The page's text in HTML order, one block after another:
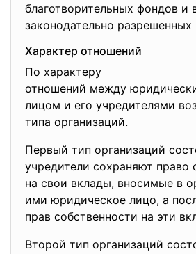
благотворительных фондов и
законодательно
Характер отношений
По характеру
отношений между
лицом и его учредителями
типа организаций.
Первый тип организаций
учредители сохраняют право
на свои вклады, вносимые в
ими юридическое лицо, а
прав собственности на эти
Второй тип организаций